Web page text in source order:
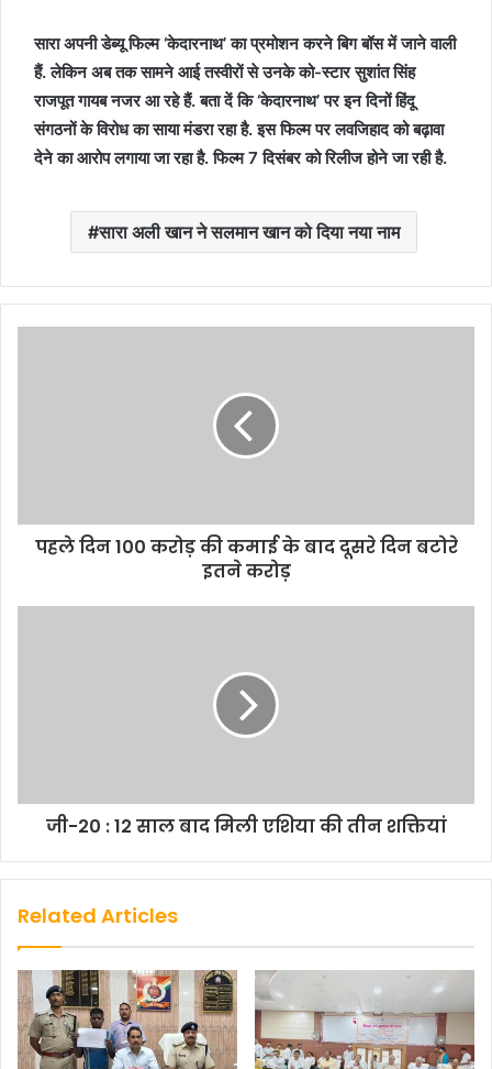
सारा अपनी डेब्यू फिल्म ‘केदारनाथ’ का प्रमोशन करने बिग बॉस में जाने वाली
हैं. लेकिन अब तक सामने आई तस्वीरों से उनके को-स्टार सुशांत सिंह
राजपूत गायब नजर आ रहे हैं. बता दें कि ‘केदारनाथ’ पर इन दिनों हिंदू
संगठनों के विरोध का साया मंडरा रहा है. इस फिल्म पर लवजिहाद को बढ़ावा
देने का आरोप लगाया जा रहा है. फिल्म 7 दिसंबर को रिलीज होने जा रही है.
सारा अली खान ने सलमान खान को दिया नया नाम
पहले दिन 100 करोड़ की कमाई के बाद दूसरे दिन बटोरे
इतने करोड़
जी-20 : 12 साल बाद मिली एशिया की तीन शक्तियां
Related Articles